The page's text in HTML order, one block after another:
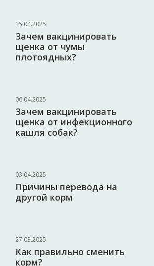
15.04.2025
Зачем вакцинировать
щенка от чумы
плотоядных?
06.04.2025
Зачем вакцинировать
щенка от инфекционного
кашля собак?
03.04.2025
Причины перевода на
другой корм
27.03.2025
Как правильно сменить
корм?